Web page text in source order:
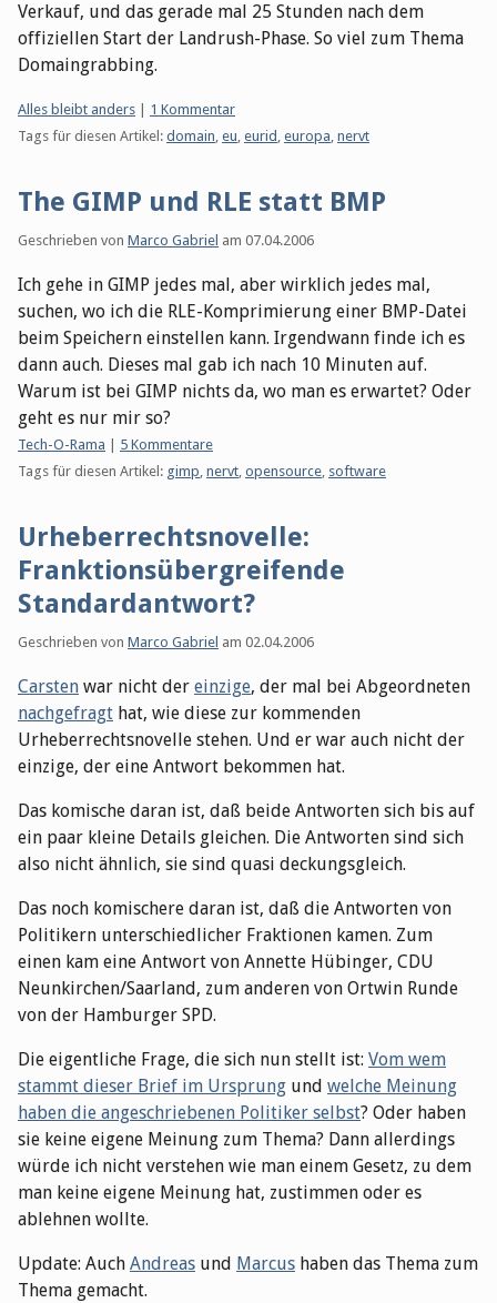
Verkauf, und das gerade mal 25 Stunden nach dem
offiziellen Start der Landrush-Phase. So viel zum Thema
Domaingrabbing.
Kategorien:
Alles bleibt anders
1 Kommentar
Tags für diesen Artikel: domain, eu, eurid , europa, nervt
The GIMP und RLE statt BMP
Geschrieben von Marco Gabriel am 07.04.2006
Ich gehe in GIMP jedes mal, aber wirklich jedes mal,
suchen, wo ich die RLE-Komprimierung einer BMP-Datei
beim Speichern einstellen kann. Irgendwann finde ich es
dann auch. Dieses mal gab ich nach 10 Minuten auf.
Warum ist bei GIMP nichts da, wo man es erwartet? Oder
geht es nur mir so?
Kategorien:
Tech-O-Rama
5 Kommentare
Tags für diesen Artikel: gimp, nervt, opensource, software
Urheberrechtsnovelle:
Franktionsübergreifende
Standardantwort?
Geschrieben von Marco Gabriel am 02.04.2006
Carsten war nicht der einzige, der mal bei Abgeordneten
nachgefragt hat, wie diese zur kommenden
Urheberrechtsnovelle stehen. Und er war auch nicht der
einzige, der eine Antwort bekommen hat.
Das komische daran ist, daß beide Antworten sich bis auf
ein paar kleine Details gleichen. Die Antworten sind sich
also nicht ähnlich, sie sind quasi deckungsgleich.
Das noch komischere daran ist, daß die Antworten von
Politikern unterschiedlicher Fraktionen kamen. Zum
einen kam eine Antwort von Annette Hübinger, CDU
Neunkirchen/Saarland, zum anderen von Ortwin Runde
von der Hamburger SPD.
Die eigentliche Frage, die sich nun stellt ist: Vom wem
stammt dieser Brief im Ursprung und welche Meinung
haben die angeschriebenen Politiker selbst? Oder haben
sie keine eigene Meinung zum Thema? Dann allerdings
würde ich nicht verstehen wie man einem Gesetz, zu dem
man keine eigene Meinung hat, zustimmen oder es
ablehnen wollte.
Update: Auch Andreas und Marcus haben das Thema zum
Thema gemacht.